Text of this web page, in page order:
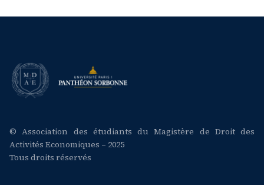
© Association des étudiants du Magistère de Droit des
Activités Economiques – 2025
Tous droits réservés